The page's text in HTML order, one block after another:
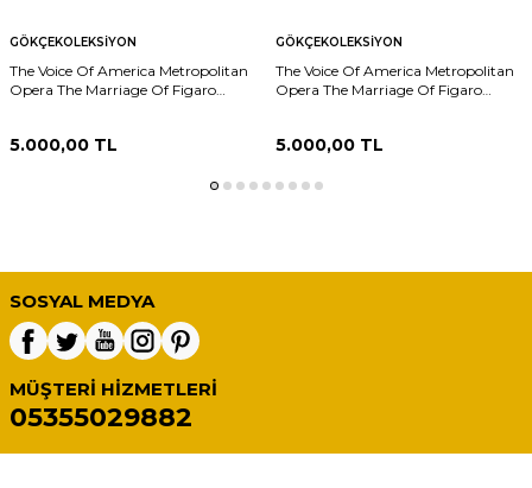
GÖKÇEKOLEKSIYON
The Voice Of America Metropolitan
Opera The Marriage Of Figaro
5.000,00 TL
GÖKÇEKOLEKSIYON
The Voice Of America Metropolitan
Opera The Marriage Of Figaro
5.000,00TL
SOSYAL MEDYA
MÜŞTERI HIZMETLERI
05355029882